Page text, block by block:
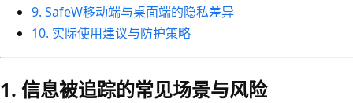
9. SafeW移动端与桌面端的隐私差异
10. 实际使用建议与防护策略
1. 信息被追踪的常见场景与风险